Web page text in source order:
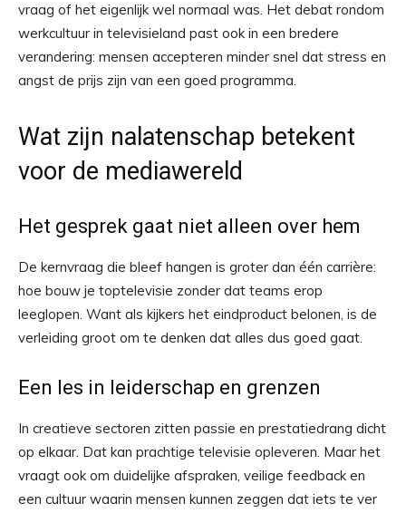
vraag of het eigenlijk wel normaal was. Het debat rondom
werkcultuur in televisieland past ook in een bredere
verandering: mensen accepteren minder snel dat stress en
angst de prijs zijn van een goed programma.
Wat zijn nalatenschap betekent
voor de mediawereld
Het gesprek gaat niet alleen over hem
De kernvraag die bleef hangen is groter dan één carrière:
hoe bouw je toptelevisie zonder dat teams erop
leeglopen. Want als kijkers het eindproduct belonen, is de
verleiding groot om te denken dat alles dus goed gaat.
Een les in leiderschap en grenzen
In creatieve sectoren zitten passie en prestatiedrang dicht
op elkaar. Dat kan prachtige televisie opleveren. Maar het
vraagt ook om duidelijke afspraken, veilige feedback en
een cultuur waarin mensen kunnen zeggen dat iets te ver